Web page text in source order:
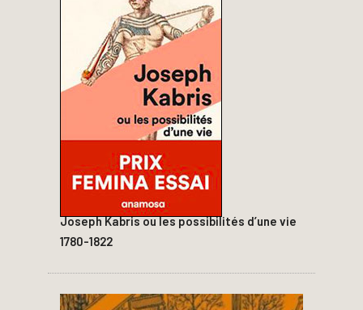
Joseph Kabris ou les possibilités d’une vie
1780-1822